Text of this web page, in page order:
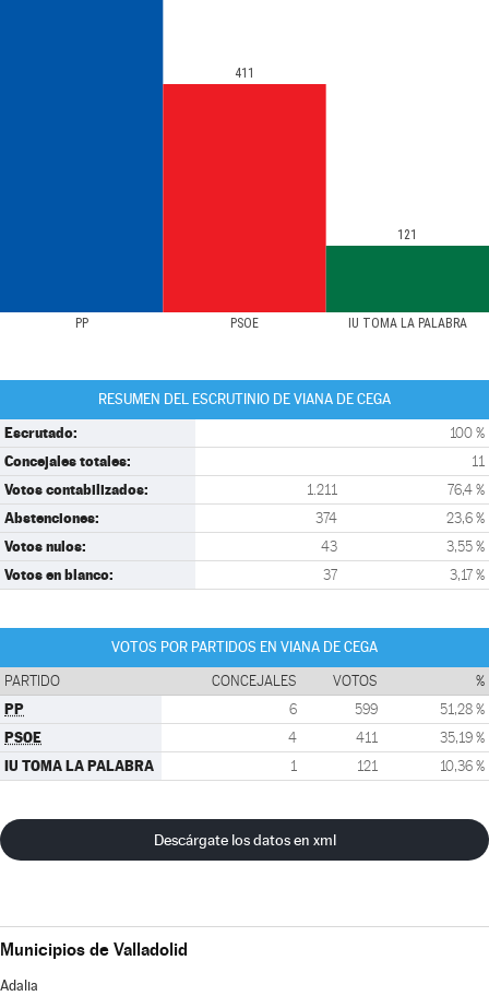
PP PSOE IU TOMA LA PALABRA
411
121
RESUMEN DEL ESCRUTINIO DE VIANA DE CEGA
Escrutado: 100 %
Concejales totales: 11
Votos contabilizados: 1.211 76,4 %
Abstenciones: 374 23,6 %
Votos nulos: 43 3,55 %
Votos en blanco: 37 3,17 %
VOTOS POR PARTIDOS EN VIANA DE CEGA
PARTIDO CONCEJALES VOTOS %
PP 6 599 51,28 %
PSOE 4 411 35,19 %
IU TOMA LA PALABRA 1 121 10,36 %
Descárgate los datos en xml
Municipios de Valladolid
Adalia